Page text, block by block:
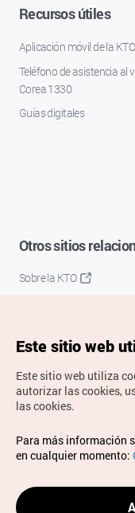
Recursos útiles
Aplicación móvil de la KTO
Teléfono de asistencia al
Corea 1330
Guías digitales
Otros sitios
Sobre la KTO
Copyrights ©
derechos reservados.
Para informes de
sitio web, dirija sus
spanish@knto.or.kr
Este sitio web
Este sitio web utiliza
autorizar las cookies,
las cookies.
Para más información
en cualquier momento: